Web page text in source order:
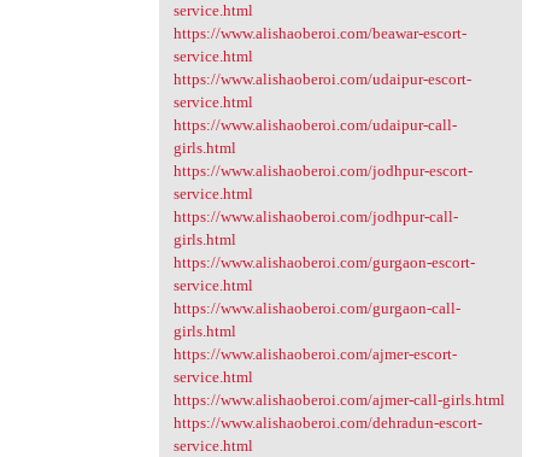
service.html
https://www.alishaoberoi.com/beawar-escort-
service.html
https://www.alishaoberoi.com/udaipur-escort-
service.html
https://www.alishaoberoi.com/udaipur-call-
girls.html
https://www.alishaoberoi.com/jodhpur-escort-
service.html
https://www.alishaoberoi.com/jodhpur-call-
girls.html
https://www.alishaoberoi.com/gurgaon-escort-
service.html
https://www.alishaoberoi.com/gurgaon-call-
girls.html
https://www.alishaoberoi.com/ajmer-escort-
service.html
https://www.alishaoberoi.com/ajmer-call-girls.html
https://www.alishaoberoi.com/dehradun-escort-
service.html